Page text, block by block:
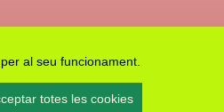
al seu funcionament.
totes les cookies